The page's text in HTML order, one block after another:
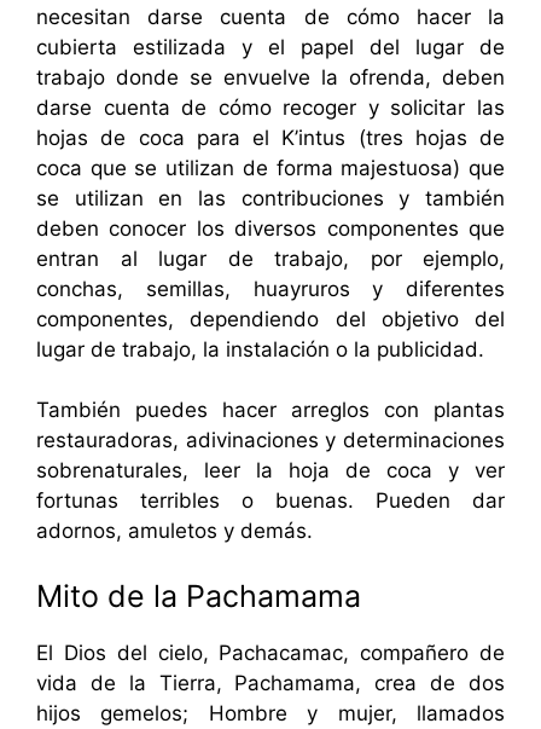
necesitan darse cuenta de cómo hacer la
cubierta estilizada y el papel del lugar de
trabajo donde se envuelve la ofrenda, deben
darse cuenta de cómo recoger y solicitar las
hojas de coca para el K’intus (tres hojas de
coca que se utilizan de forma majestuosa) que
se utilizan en las contribuciones y también
deben conocer los diversos componentes que
entran al lugar de trabajo, por ejemplo,
conchas, semillas, huayruros y diferentes
componentes, dependiendo del objetivo del
lugar de trabajo, la instalación o la publicidad.
También puedes hacer arreglos con plantas
restauradoras, adivinaciones y determinaciones
sobrenaturales, leer la hoja de coca y ver
fortunas terribles o buenas. Pueden dar
adornos, amuletos y demás.
Mito de la Pachamama
El Dios del cielo, Pachacamac, compañero de
vida de la Tierra, Pachamama, crea de dos
hijos gemelos; Hombre y mujer, llamados